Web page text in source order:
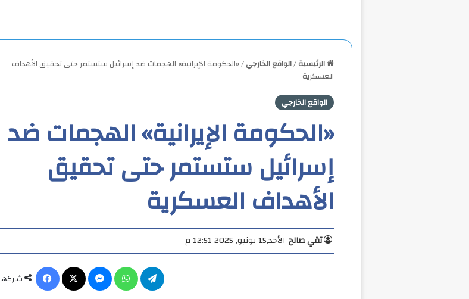
الرئيسية/الواقع الخارجي/«الحكومة الإيرانية» الهجمات ضد إسرائيل ستستمر حتى تحقيق الأهداف
العسكرية
الواقع الخارجي
«الحكومة الإيرانية» الهجمات ضد
إسرائيل ستستمر حتى تحقيق
الأهداف العسكرية
تقي صالح الأحد,15 يونيو, 2025 12:51 م
شاركها
ماسنجر واتساب تيلقرام